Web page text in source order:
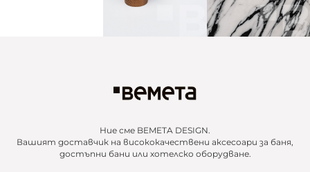
Ние сме BEMETA DESIGN.
Вашият доставчик на висококачествени аксесоари за баня,
достъпни бани или хотелско оборудване.